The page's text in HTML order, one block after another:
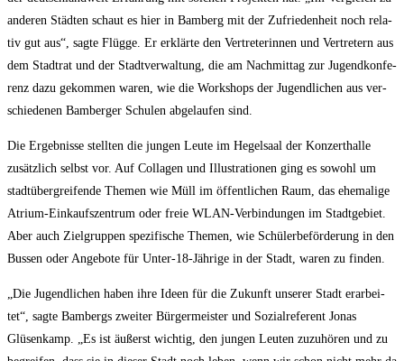
ande­ren Städ­ten schaut es hier in Bam­berg mit der Zufrie­den­heit noch rela­
tiv gut aus“, sag­te Flüg­ge. Er erklär­te den Ver­tre­te­rin­nen und Ver­tre­tern aus
dem Stadt­rat und der Stadt­ver­wal­tung, die am Nach­mit­tag zur Jugend­kon­fe­
renz dazu gekom­men waren, wie die Work­shops der Jugend­li­chen aus ver­
schie­de­nen Bam­ber­ger Schu­len abge­lau­fen sind.
Die Ergeb­nis­se stell­ten die jun­gen Leu­te im Hegel­saal der Kon­zert­hal­le
zusätz­lich selbst vor. Auf Col­la­gen und Illus­tra­tio­nen ging es sowohl um
stadt­über­grei­fen­de The­men wie Müll im öffent­li­chen Raum, das ehe­ma­li­ge
Atri­um-Ein­kaufs­zen­trum oder freie WLAN-Ver­bin­dun­gen im Stadt­ge­biet.
Aber auch Ziel­grup­pen spe­zi­fi­sche The­men, wie Schü­ler­be­för­de­rung in den
Bus­sen oder Ange­bo­te für Unter-18-Jäh­ri­ge in der Stadt, waren zu finden.
„Die Jugend­li­chen haben ihre Ideen für die Zukunft unse­rer Stadt erar­bei­
tet“, sag­te Bam­bergs zwei­ter Bür­ger­meis­ter und Sozi­al­re­fe­rent Jonas
Glüsen­kamp. „Es ist äußerst wich­tig, den jun­gen Leu­ten zuzu­hö­ren und zu